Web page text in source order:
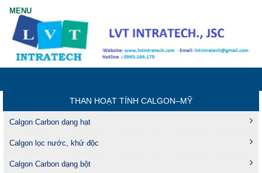
THAN HOẠT TÍNH CALGON–MỸ
Calgon Carbon dạng hạt
Calgon lọc nước, khử độc
Calgon Carbon dạng bột